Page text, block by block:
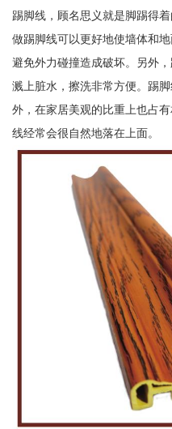
踢脚线，顾名思义就是脚踢得
做踢脚线可以更好地使墙体和
避免外力碰撞造成破坏。另外
溅上脏水，擦洗非常方便。踢
外，在家居美观的比重上也占
线经常会很自然地落在上面。